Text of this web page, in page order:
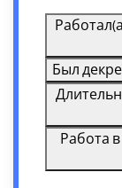
Был
Работа